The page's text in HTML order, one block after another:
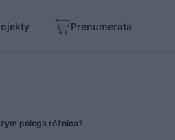
Prenumerata
polega różnica?